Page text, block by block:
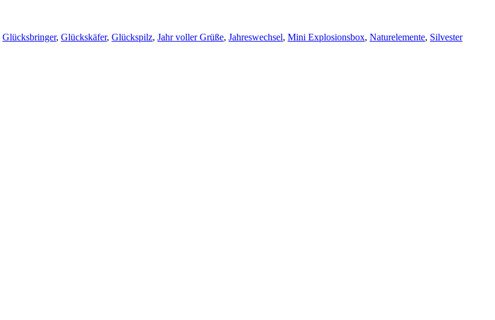
Glücksbringer, Glückskäfer, Glückspilz, Jahr voller Grüße, Jahreswechsel, Mini Explosionsbox, Naturelemente, Silvester